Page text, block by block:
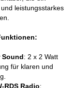
leistungsstarkes
Sound: 2 x 2 Watt
für klaren und
RDS Radio: